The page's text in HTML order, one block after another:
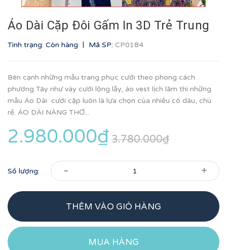
Áo Dài Cặp Đôi Gấm In 3D Trẻ Trung
Tình trạng: Còn hàng | Mã SP: CP0184
Bên cạnh những mẫu trang phục cưới theo phong cách
phương Tây như váy cưới lộng lẫy, áo vest lịch lãm thì những
mẫu Áo Dài cưới cặp luôn là lựa chọn của nhiều cô dâu, chú
rể. ÁO DÀI NÀNG THƠ...
2.980.000₫ 3.780.000₫
Số lượng: - +
THÊM VÀO GIỎ HÀNG
MUA HÀNG